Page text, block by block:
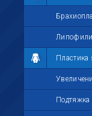
Пластика
Подтяжка